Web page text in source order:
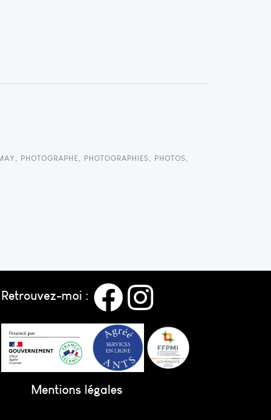
, PHOTOGRAPHE, PHOTOGRAPHIES , PHOTOS ,
Retrouvez-moi :
Mentions légales